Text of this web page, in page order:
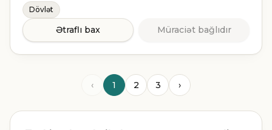
Dövlət
Ətraflı bax Müraciət bağlıdır
‹ 1 2 3 ›